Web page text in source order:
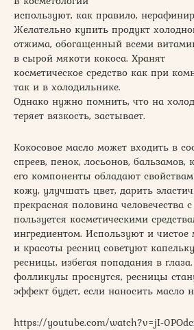
используют, как правило,
Желательно купить продукт
отжима, обогащенный всеми
в сырой мякоти кокоса. Хранят
косметическое средство как при
так и в холодильнике.
Однако нужно помнить, что на
теряет вязкость, застывает.
Кокосовое масло может входить в
спреев, пенок, лосьонов, бальзамов,
его компоненты обладают
кожу, улучшать цвет, дарить
прекрасная половина человечества
пользуется косметическими
ингредиентом. Используют и чистое
и красоты ресниц советуют
ресницы, избегая попадания в
фолликулы проснутся, ресницы
эффект будет, если наносить масло
https://youtube.com/watch?v=jI-